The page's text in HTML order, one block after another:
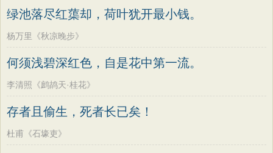
绿池落尽红蕖却，荷叶犹开最小钱。
杨万里《秋凉晚步》
何须浅碧深红色，自是花中第一流。
李清照《鹧鸪天·桂花》
存者且偷生，死者长已矣！
杜甫《石壕吏》